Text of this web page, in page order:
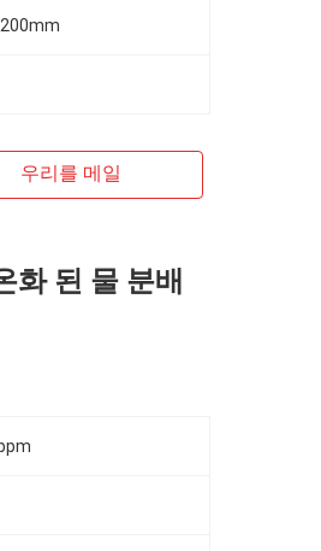
우리를 메일
화 된 물 분배